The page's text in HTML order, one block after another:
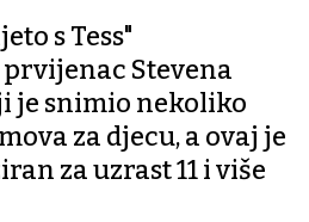
s Tess"
Stevena
je snimio nekoliko
za djecu, a ovaj je
za uzrast 11 i više